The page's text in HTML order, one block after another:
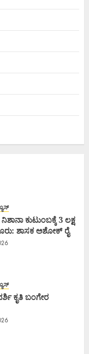
ಕುಟುಂಬಕ್ಕೆ 3 ಲಕ್ಷ
ಶಾಸಕ ಅಶೋಕ್ ರೈ
ಕೃತಿ ಬಂಗೇರ